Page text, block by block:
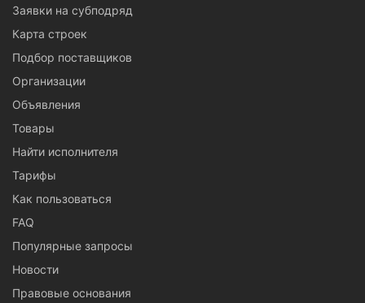
Заявки на субподряд
Карта строек
Подбор поставщиков
Организации
Объявления
Товары
Найти исполнителя
Тарифы
Как пользоваться
FAQ
Популярные запросы
Новости
Правовые основания